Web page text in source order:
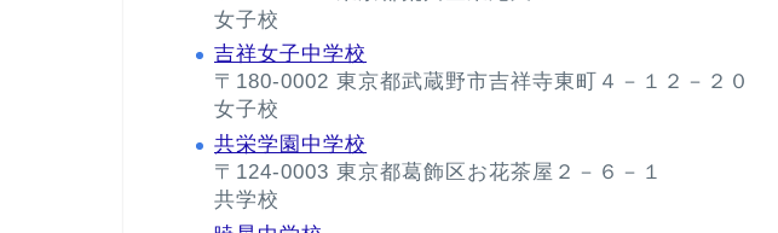
女子校
吉祥女子中学校
〒180-0002 東京都武蔵野市吉祥寺東町４－１２－２０
女子校
共栄学園中学校
〒124-0003 東京都葛飾区お花茶屋２－６－１
共学校